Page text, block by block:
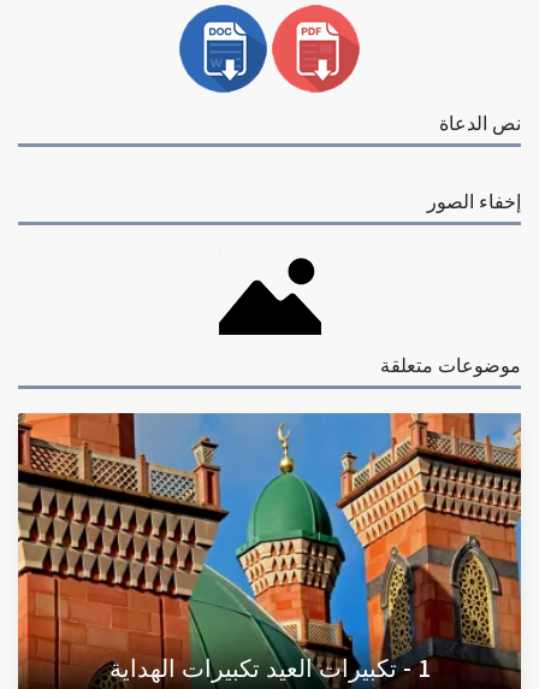
نص الدعاة
إخفاء الصور
موضوعات متعلقة
1 - تكبيرات العيد تكبيرات الهداية